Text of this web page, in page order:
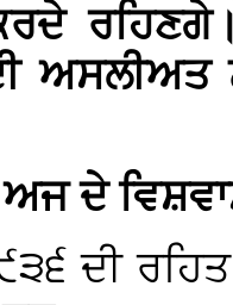
ਅਸਲੀਅਤ
ਦੇ
ਦੀ